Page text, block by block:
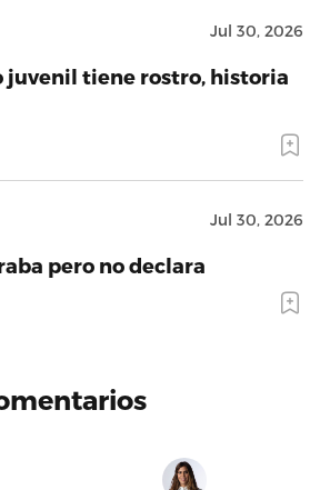
Jul 30, 2026
juvenil tiene rostro, historia
Jul 30, 2026
pero no declara